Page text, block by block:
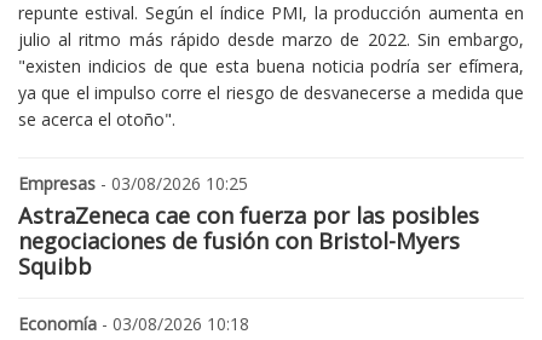
repunte estival. Según el índice PMI, la producción aumenta en
julio al ritmo más rápido desde marzo de 2022. Sin embargo,
"existen indicios de que esta buena noticia podría ser efímera,
ya que el impulso corre el riesgo de desvanecerse a medida que
se acerca el otoño".
Empresas - 03/08/2026 10:25
AstraZeneca cae con fuerza por las posibles
negociaciones de fusión con Bristol-Myers
Squibb
Economía - 03/08/2026 10:18